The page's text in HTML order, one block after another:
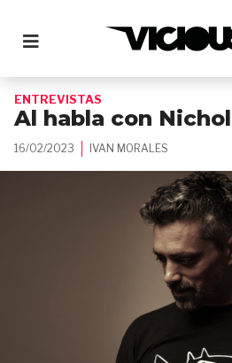
ENTREVISTAS
Al habla con
16/02/2023 IVAN MORALES